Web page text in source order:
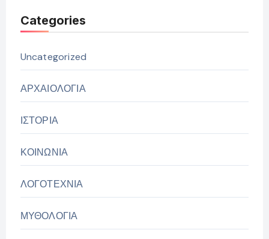
Categories
Uncategorized
ΑΡΧΑΙΟΛΟΓΙΑ
ΙΣΤΟΡΙΑ
ΚΟΙΝΩΝΙΑ
ΛΟΓΟΤΕΧΝΙΑ
ΜΥΘΟΛΟΓΙΑ